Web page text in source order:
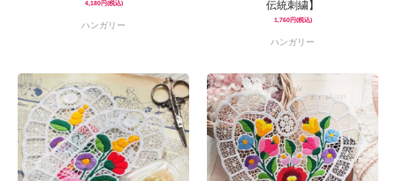
4,180円(税込)
ハンガリー
伝統刺繍】
1,760円(税込)
ハンガリー